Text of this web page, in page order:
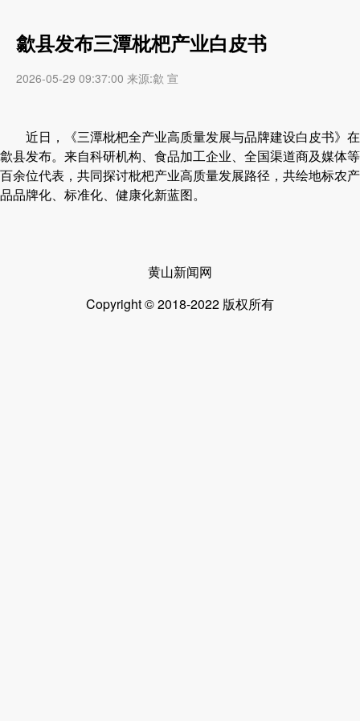
歙县发布三潭枇杷产业白皮书
2026-05-29 09:37:00 来源:歙 宣
近日，《三潭枇杷全产业高质量发展与品牌建设白皮书》在
歙县发布。来自科研机构、食品加工企业、全国渠道商及媒体等
百余位代表，共同探讨枇杷产业高质量发展路径，共绘地标农产
品品牌化、标准化、健康化新蓝图。
黄山新闻网
Copyright © 2018-2022 版权所有